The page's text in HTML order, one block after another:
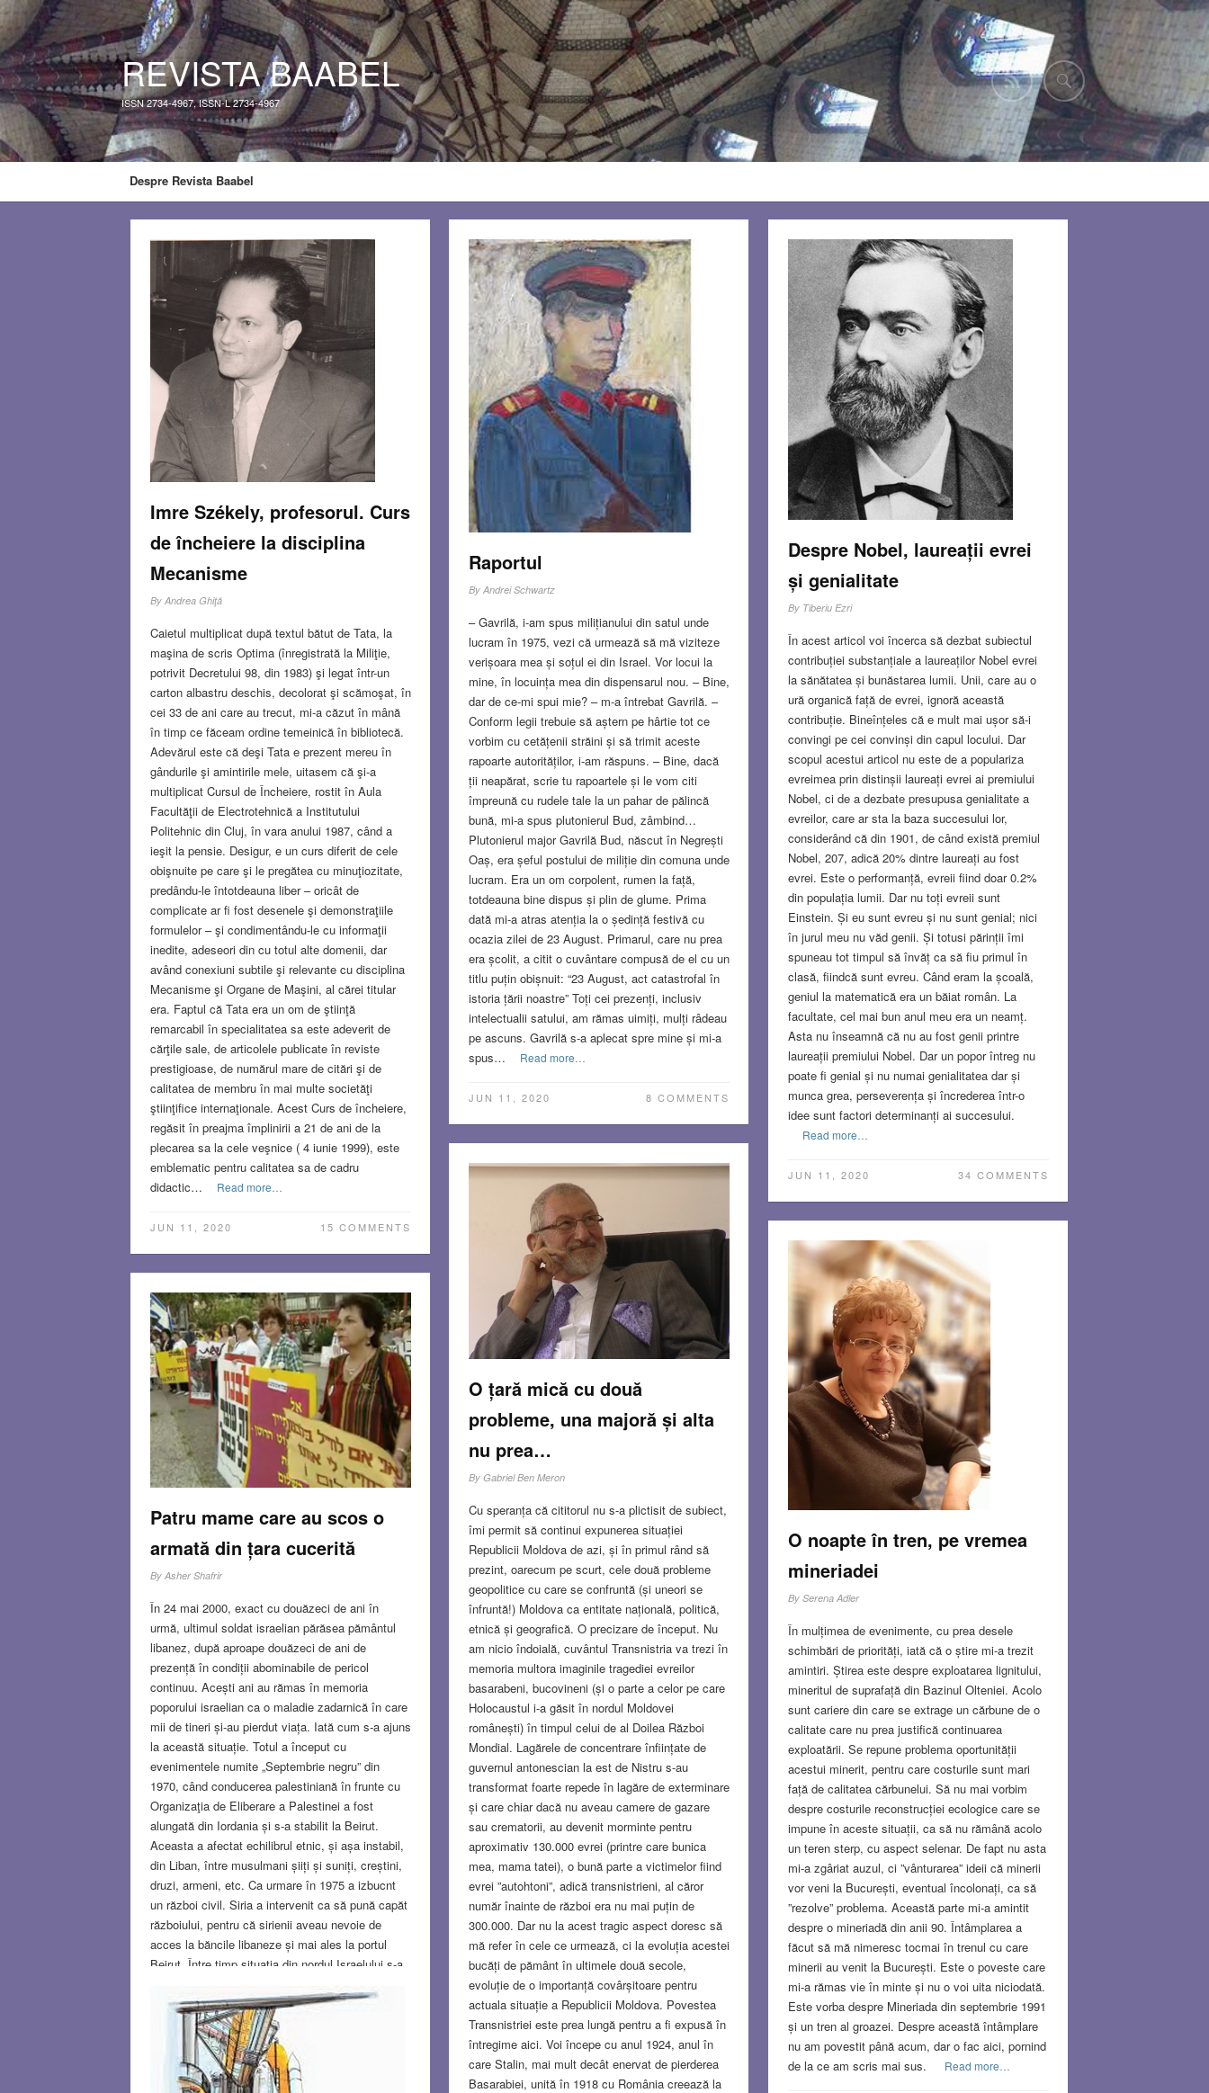
REVISTA BAABEL
ISSN 2734-4967, ISSN-L 2734-4967
Despre Revista Baabel
Imre Székely, profesorul. Curs
de încheiere la disciplina
Mecanisme
By Andrea Ghiţă
Caietul multiplicat după textul bătut de Tata, la
maşina de scris Optima (înregistrată la Miliţie,
potrivit Decretului 98, din 1983) şi legat într-un
carton albastru deschis, decolorat şi scămoşat, în
cei 33 de ani care au trecut, mi-a căzut în mână
în timp ce făceam ordine temeinică în bibliotecă.
Adevărul este că deşi Tata e prezent mereu în
gândurile şi amintirile mele, uitasem că şi-a
multiplicat Cursul de Încheiere, rostit în Aula
Facultăţii de Electrotehnică a Institutului
Politehnic din Cluj, în vara anului 1987, când a
ieşit la pensie. Desigur, e un curs diferit de cele
obişnuite pe care şi le pregătea cu minuţiozitate,
predându-le întotdeauna liber – oricât de
complicate ar fi fost desenele şi demonstraţiile
formulelor – şi condimentându-le cu informaţii
inedite, adeseori din cu totul alte domenii, dar
având conexiuni subtile şi relevante cu disciplina
Mecanisme şi Organe de Maşini, al cărei titular
era. Faptul că Tata era un om de ştiinţă
remarcabil în specialitatea sa este adeverit de
cărţile sale, de articolele publicate în reviste
prestigioase, de numărul mare de citări şi de
calitatea de membru în mai multe societăţi
ştiinţifice internaţionale. Acest Curs de încheiere,
regăsit în preajma împlinirii a 21 de ani de la
plecarea sa la cele veşnice ( 4 iunie 1999), este
emblematic pentru calitatea sa de cadru
didactic…
Read more…
JUN 11, 2020 15 COMMENTS
Raportul
By Andrei Schwartz
– Gavrilă, i-am spus milițianului din satul unde
lucram în 1975, vezi că urmează să mă viziteze
verișoara mea și soțul ei din Israel. Vor locui la
mine, în locuința mea din dispensarul nou. – Bine,
dar de ce-mi spui mie? – m-a întrebat Gavrilă. –
Conform legii trebuie să aștern pe hârtie tot ce
vorbim cu cetățenii străini și să trimit aceste
rapoarte autorităților, i-am răspuns. – Bine, dacă
ții neapărat, scrie tu rapoartele și le vom citi
împreună cu rudele tale la un pahar de pălincă
bună, mi-a spus plutonierul Bud, zâmbind…
Plutonierul major Gavrilă Bud, născut în Negrești
Oaș, era șeful postului de miliție din comuna unde
lucram. Era un om corpolent, rumen la față,
totdeauna bine dispus și plin de glume. Prima
dată mi-a atras atenția la o ședință festivă cu
ocazia zilei de 23 August. Primarul, care nu prea
era școlit, a citit o cuvântare compusă de el cu un
titlu puțin obișnuit: “23 August, act catastrofal în
istoria țării noastre” Toți cei prezenți, inclusiv
intelectualii satului, am rămas uimiți, mulți râdeau
pe ascuns. Gavrilă s-a aplecat spre mine și mi-a
spus…
Read more…
JUN 11, 2020 8 COMMENTS
Despre Nobel, laureații evrei
și genialitate
By Tiberiu Ezri
În acest articol voi încerca să dezbat subiectul
contribuției substanțiale a laureaților Nobel evrei
la sănătatea și bunăstarea lumii. Unii, care au o
ură organică față de evrei, ignoră această
contribuție. Bineînțeles că e mult mai ușor să-i
convingi pe cei convinși din capul locului. Dar
scopul acestui articol nu este de a populariza
evreimea prin distinșii laureați evrei ai premiului
Nobel, ci de a dezbate presupusa genialitate a
evreilor, care ar sta la baza succesului lor,
considerând că din 1901, de când există premiul
Nobel, 207, adică 20% dintre laureați au fost
evrei. Este o performanță, evreii fiind doar 0.2%
din populația lumii. Dar nu toți evreii sunt
Einstein. Și eu sunt evreu și nu sunt genial; nici
în jurul meu nu văd genii. Și totusi părinții îmi
spuneau tot timpul să învăț ca să fiu primul în
clasă, fiindcă sunt evreu. Când eram la școală,
geniul la matematică era un băiat român. La
facultate, cel mai bun anul meu era un neamț.
Asta nu înseamnă că nu au fost genii printre
laureații premiului Nobel. Dar un popor întreg nu
poate fi genial și nu numai genialitatea dar și
munca grea, perseverența și încrederea într-o
idee sunt factori determinanți ai succesului.
Read more…
JUN 11, 2020 34 COMMENTS
O țară mică cu două
probleme, una majoră și alta
nu prea…
By Gabriel Ben Meron
Cu speranța că cititorul nu s-a plictisit de subiect,
îmi permit să continui expunerea situației
Republicii Moldova de azi, și în primul rând să
prezint, oarecum pe scurt, cele două probleme
geopolitice cu care se confruntă (și uneori se
înfruntă!) Moldova ca entitate națională, politică,
etnică și geografică. O precizare de început. Nu
am nicio îndoială, cuvântul Transnistria va trezi în
memoria multora imaginile tragediei evreilor
basarabeni, bucovineni (și o parte a celor pe care
Holocaustul i-a găsit în nordul Moldovei
românești) în timpul celui de al Doilea Război
Mondial. Lagărele de concentrare înființate de
guvernul antonescian la est de Nistru s-au
transformat foarte repede în lagăre de exterminare
și care chiar dacă nu aveau camere de gazare
sau crematorii, au devenit morminte pentru
aproximativ 130.000 evrei (printre care bunica
mea, mama tatei), o bună parte a victimelor fiind
evrei ”autohtoni”, adică transnistrieni, al căror
număr înainte de război era nu mai puțin de
300.000. Dar nu la acest tragic aspect doresc să
mă refer în cele ce urmează, ci la evoluția acestei
bucăți de pământ în ultimele două secole,
evoluție de o importanță covârșitoare pentru
actuala situație a Republicii Moldova. Povestea
Transnistriei este prea lungă pentru a fi expusă în
întregime aici. Voi începe cu anul 1924, anul în
care Stalin, mai mult decât enervat de pierderea
Basarabiei, unită în 1918 cu România creează la
O noapte în tren, pe vremea
mineriadei
By Serena Adler
În mulțimea de evenimente, cu prea desele
schimbări de priorități, iată că o știre mi-a trezit
amintiri. Știrea este despre exploatarea lignitului,
mineritul de suprafață din Bazinul Olteniei. Acolo
sunt cariere din care se extrage un cărbune de o
calitate care nu prea justifică continuarea
exploatării. Se repune problema oportunității
acestui minerit, pentru care costurile sunt mari
față de calitatea cărbunelui. Să nu mai vorbim
despre costurile reconstrucției ecologice care se
impune în aceste situații, ca să nu rămână acolo
un teren sterp, cu aspect selenar. De fapt nu asta
mi-a zgâriat auzul, ci ”vânturarea” ideii că minerii
vor veni la București, eventual încolonați, ca să
”rezolve” problema. Această parte mi-a amintit
despre o mineriadă din anii 90. Întâmplarea a
făcut să mă nimeresc tocmai în trenul cu care
minerii au venit la București. Este o poveste care
mi-a rămas vie în minte și nu o voi uita niciodată.
Este vorba despre Mineriada din septembrie 1991
și un tren al groazei. Despre această întâmplare
nu am povestit până acum, dar o fac aici, pornind
de la ce am scris mai sus.
Read more…
Patru mame care au scos o
armată din țara cucerită
By Asher Shafrir
În 24 mai 2000, exact cu douăzeci de ani în
urmă, ultimul soldat israelian părăsea pământul
libanez, după aproape douăzeci de ani de
prezență în condiții abominabile de pericol
continuu. Acești ani au rămas în memoria
poporului israelian ca o maladie zadarnică în care
mii de tineri și-au pierdut viața. Iată cum s-a ajuns
la această situație. Totul a început cu
evenimentele numite „Septembrie negru” din
1970, când conducerea palestiniană în frunte cu
Organizaţia de Eliberare a Palestinei a fost
alungată din Iordania și s-a stabilit la Beirut.
Aceasta a afectat echilibrul etnic, și așa instabil,
din Liban, între musulmani șiiți și suniți, creștini,
druzi, armeni, etc. Ca urmare în 1975 a izbucnt
un război civil. Siria a intervenit ca să pună capăt
războiului, pentru că sirienii aveau nevoie de
acces la băncile libaneze și mai ales la portul
Beirut. Între timp situația din nordul Israelului s-a
erau bombardat aproape zilnic. Au fost și atacuri
teroriste. Cea mai gravă acțiune a avut loc în
1978. O bandă de teroriști din Liban au debarcat
pe malul mării la sud de Haifa.